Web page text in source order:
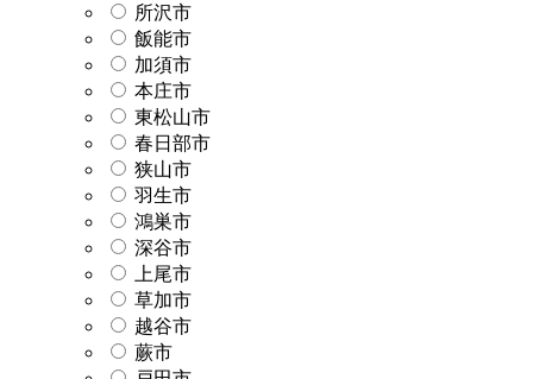
所沢市
飯能市
加須市
本庄市
東松山市
春日部市
狭山市
羽生市
鴻巣市
深谷市
上尾市
草加市
越谷市
蕨市